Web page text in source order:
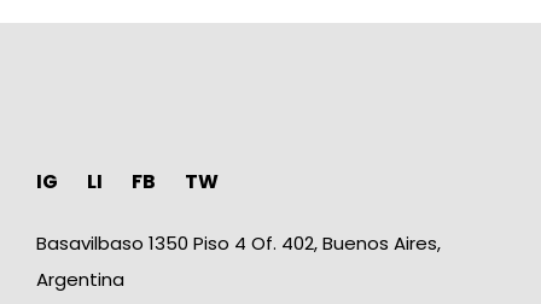
IG LI FB TW
Basavilbaso 1350 Piso 4 Of. 402, Buenos Aires,
Argentina